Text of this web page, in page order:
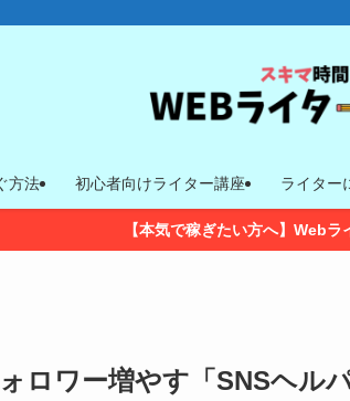
方法 初心者向けライター講座 ライター
【本気で稼ぎたい方へ】Web
ロワー増やす「SNSヘル